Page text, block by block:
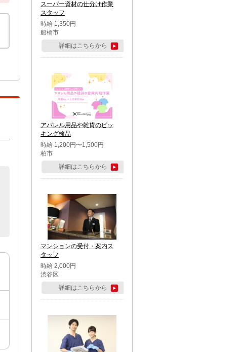
スーパー資材の仕分け作業
スタッフ
時給 1,350円
船橋市
詳細はこちらから
アパレル用品や雑貨のピッ
キング検品
時給 1,200円〜1,500円
柏市
詳細はこちらから
マンションの受付・案内ス
タッフ
時給 2,000円
渋谷区
詳細はこちらから